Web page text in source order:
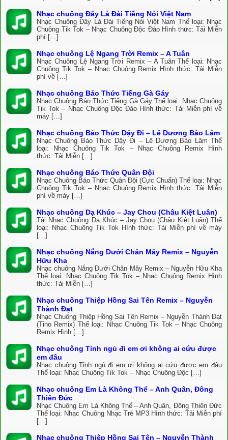
Nhạc chuông Đây Là Đài Tiếng Nói Việt Nam
Nhạc Chuông Đây Là Đài Tiếng Nói Việt Nam Thể loại: Nhạc
Chuông Tik Tok – Nhạc Chuông Độc Đáo Hình thức: Tải Miễn
phí […]
Nhạc chuông Lệ Ngang Trời Remix – A Tuân
Nhạc Chuông Lệ Ngang Trời Remix – A Tuân Thể loại: Nhạc
Chuông Tik Tok – Nhạc Chuông Remix Hình thức: Tải Miễn
phí về […]
Nhạc chuông Báo Thức Tiếng Gà Gáy
Nhạc Chuông Báo Thức Tiếng Gà Gáy Thể loại: Nhạc Chuông
Tik Tok – Nhạc Chuông Độc Đáo Hình thức: Tải Miễn phí về
máy […]
Nhạc chuông Báo Thức Dậy Đi – Lê Dương Bảo Lâm
Nhạc Chuông Báo Thức Dậy Đi – Lê Dương Bảo Lâm Thể
loại: Nhạc Chuông Tik Tok – Nhạc Chuông Remix Hình
thức: Tải Miễn […]
Nhạc chuông Báo Thức Quân Đội
Nhạc Chuông Báo Thức Quân Đội (Cực Chuẩn) Thể loại: Nhạc
Chuông Tik Tok – Nhạc Chuông Remix Hình thức: Tải Miễn
phí về máy […]
Nhạc chuông Dạ Khúc – Jay Chou (Châu Kiệt Luân)
Tải Nhạc Chuông Dạ Khúc – Jay Chou (Châu Kiệt Luân) Thể
loại: Nhạc Chuông Tik Tok Hình thức: Tải Miễn phí về máy
[…]
Nhạc chuông Nắng Dưới Chân Mây Remix – Nguyễn
Hữu Kha
Nhạc chuông Nắng Dưới Chân Mây Remix – Nguyễn Hữu Kha
Thể loại: Nhạc Chuông Tik Tok – Nhạc Chuông Remix Hình
thức: Tải Miễn […]
Nhạc chuông Thiệp Hồng Sai Tên Remix – Nguyễn
Thành Đạt
Nhạc Chuông Thiệp Hồng Sai Tên Remix – Nguyễn Thành Đạt
(Tino Remix) Thể loại: Nhạc Chuông Tik Tok – Nhạc Chuông
Remix Hình […]
Nhạc chuông Tỉnh ngủ đi em ơi không ai cứu được
em đâu
Nhạc chuông Tỉnh ngủ đi em ơi không ai cứu được em đâu
Thể loại: Nhạc Chuông Tik Tok – Nhạc Chuông Độc […]
Nhạc chuông Em Là Không Thể – Anh Quân, Đông
Thiên Đức
Nhạc Chuông Em Là Không Thể – Anh Quân, Đông Thiên Đức
Thể loại: Nhạc Chuông Nhạc Trẻ MP3 Hình thức: Tải Miễn phí
[…]
Nhạc chuông Thiệp Hồng Sai Tên – Nguyễn Thành